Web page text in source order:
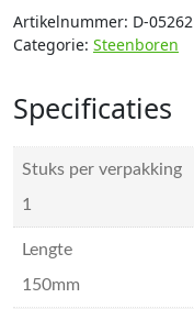
Artikelnummer: D-05262
Categorie: Steenboren
Specificaties
Stuks per verpakking
1
Lengte
150mm